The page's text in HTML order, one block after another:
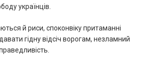
українців.
й риси, споконвіку притаманні
гідну відсіч ворогам, незламний